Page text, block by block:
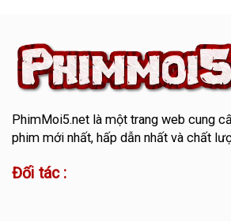
PhimMoi5.netlà một trang web cung
phim mới nhất, hấp dẫn nhất và chất
Đối tác :